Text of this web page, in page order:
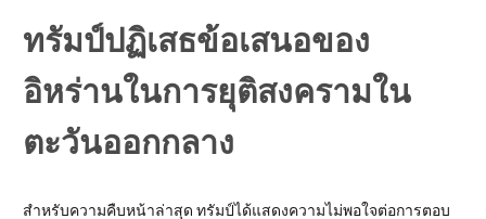
ทรัมป์ปฏิเสธข้อเสนอของ
อิหร่านในการยุติสงครามใน
ตะวันออกกลาง
สำหรับความคืบหน้าล่าสุด ทรัมป์ได้แสดงความไม่พอใจต่อการตอบ